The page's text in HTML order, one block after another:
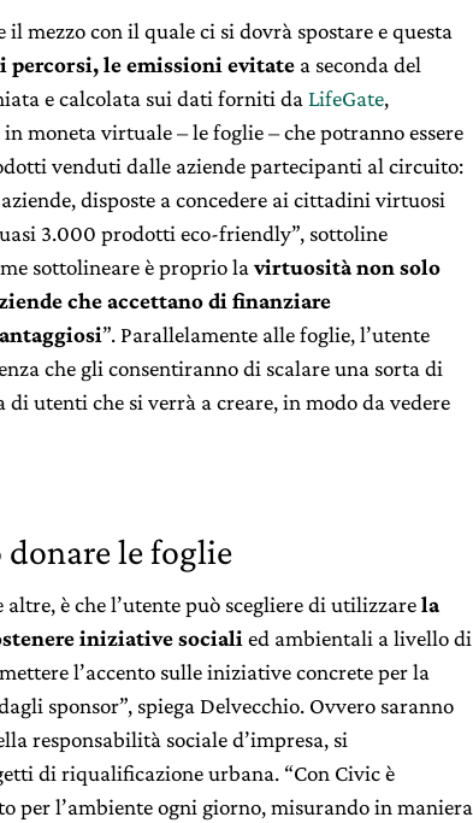
mezzo con il quale ci si dovrà spostare e questa
percorsi, le emissioni evitate a seconda del
e calcolata sui dati forniti da LifeGate,
moneta virtuale – le foglie – che potranno essere
venduti dalle aziende partecipanti al circuito:
disposte a concedere ai cittadini virtuosi
3.000 prodotti eco-friendly”, sottoline
sottolineare è proprio la virtuosità non solo
che accettano di finanziare
”. Parallelamente alle foglie, l’utente
che gli consentiranno di scalare una sorta di
utenti che si verrà a creare, in modo da vedere
donare le foglie
è che l’utente può scegliere di utilizzarela
iniziative sociali ed ambientali a livello di
l’accento sulle iniziative concrete per la
sponsor”, spiega Delvecchio. Ovvero saranno
responsabilità sociale d’impresa, si
di riqualificazione urbana. “Con Civic è
per l’ambiente ogni giorno, misurando in maniera